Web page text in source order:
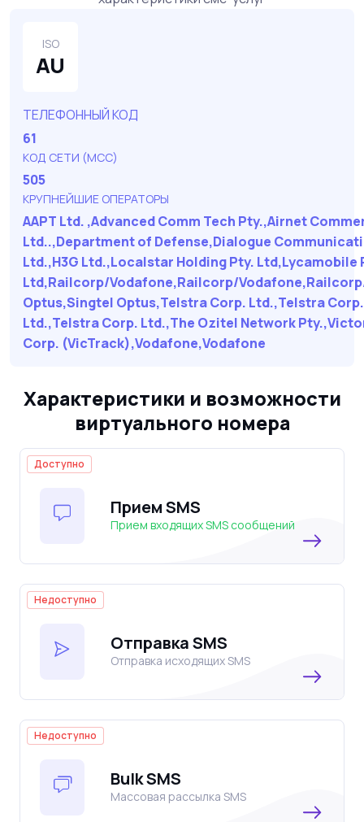
ISO
AU
ТЕЛЕФОННЫЙ КОД
61
КОД СЕТИ (MCC)
505
КРУПНЕЙШИЕ ОПЕРАТОРЫ
AAPT Ltd. ,Advanced Comm Tech Pty.,Airnet
Ltd..,Department of Defense,Dialogue
Ltd.,H3G Ltd.,Localstar Holding Pty. Ltd,Lycamobile
Ltd,Railcorp/Vodafone,Railcorp/
Optus,Singtel Optus,Telstra Corp. Ltd.,Telstra
Ltd.,Telstra Corp. Ltd.,The Ozitel Network
Corp. (VicTrack),Vodafone,Vodafone
Характеристики и возможности
виртуального номера
Доступно
Прием SMS
Прием входящих SMS сообщений
Недоступно
Отправка SMS
Отправка исходящих SMS
Недоступно
Bulk SMS
Массовая рассылка SMS